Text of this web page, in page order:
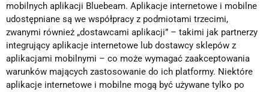
mobilnych aplikacji Bluebeam. Aplikacje internetowe i mobilne
udostępniane są we współpracy z podmiotami trzecimi,
zwanymi również „dostawcami aplikacji” – takimi jak partnerzy
integrujący aplikacje internetowe lub dostawcy sklepów z
aplikacjami mobilnymi – co może wymagać zaakceptowania
warunków mających zastosowanie do ich platformy. Niektóre
aplikacje internetowe i mobilne mogą być używane tylko po